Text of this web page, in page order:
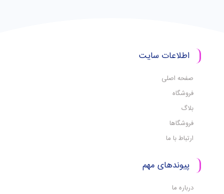
اطلاعات سایت
صفحه اصلی
فروشگاه
بلاگ
فروشگاها
ارتباط با ما
پیوندهای مهم
درباره ما